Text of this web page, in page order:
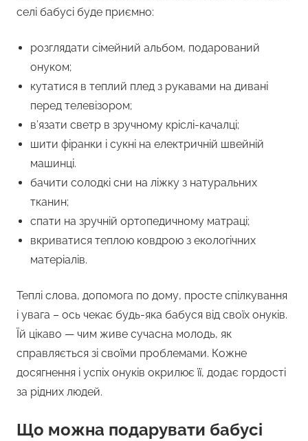
селі бабусі буде приємно:
розглядати сімейний альбом, подарований
онуком;
кутатися в теплий плед з рукавами на дивані
перед телевізором;
в’язати светр в зручному кріслі-качалці;
шити фіранки і сукні на електричній швейній
машинці.
бачити солодкі сни на ліжку з натуральних
тканин;
спати на зручній ортопедичному матраці;
вкриватися теплою ковдрою з екологічних
матеріалів.
Теплі слова, допомога по дому, просте спілкування
і увага – ось чекає будь-яка бабуся від своїх онуків.
Їй цікаво — чим живе сучасна молодь, як
справляється зі своїми проблемами. Кожне
досягнення і успіх онуків окрилює її, додає гордості
за рідних людей.
Що можна подарувати бабусі